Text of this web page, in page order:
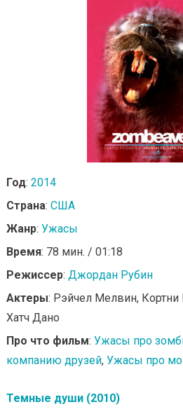
Год: 2014
Страна: США
Жанр: Ужасы
Время: 78 мин. / 01:18
Режиссер: Джордан Рубин
Актеры: Рэйчел Мелвин,
Хатч Дано
Про что фильм: Ужасы про
компанию друзей, Ужасы про
Темные души (2010)